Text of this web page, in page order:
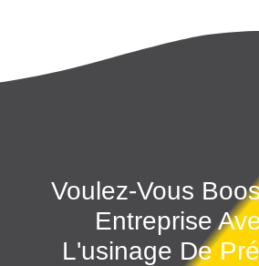
Voulez-Vous
Entreprise
L'usinage De